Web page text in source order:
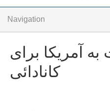
Navigation
آمریکا برای
کانادائی